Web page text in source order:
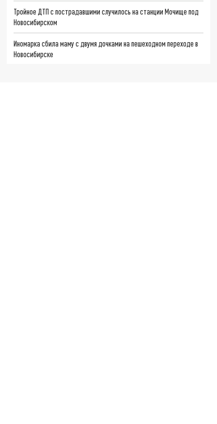
Тройное ДТП с пострадавшими случилось на станции Мочище под
Новосибирском
Иномарка сбила маму с двумя дочками на пешеходном переходе в
Новосибирске